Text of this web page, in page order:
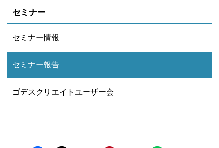
セミナー
セミナー情報
セミナー報告
ゴデスクリエイトユーザー会